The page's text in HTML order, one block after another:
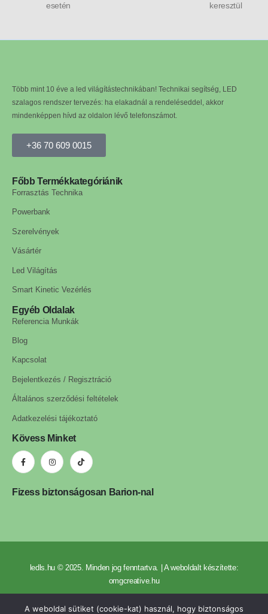
esetén
keresztül
Több mint 10 éve a led világítástechnikában! Technikai segítség, LED
szalagos rendszer tervezés: ha elakadnál a rendeléseddel, akkor
mindenképpen hívd az oldalon lévő telefonszámot.
+36 70 609 0015
Főbb Termékkategóriánik
Forrasztás Technika
Powerbank
Szerelvények
Vásártér
Led Világítás
Smart Kinetic Vezérlés
Egyéb Oldalak
Referencia Munkák
Blog
Kapcsolat
Bejelentkezés / Regisztráció
Általános szerződési feltételek
Adatkezelési tájékoztató
Kövess Minket
Fizess biztonságosan Barion-nal
ledls.hu © 2025. Minden jog fenntartva. | A weboldalt készítette:
omgcreative.hu
A weboldal sütiket (cookie-kat) használ, hogy biztonságos